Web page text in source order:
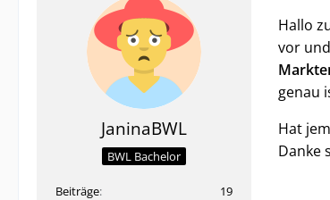
JaninaBWL
BWL Bachelor
Beiträge 19
Hallo
vor
genau
Hat
Danke